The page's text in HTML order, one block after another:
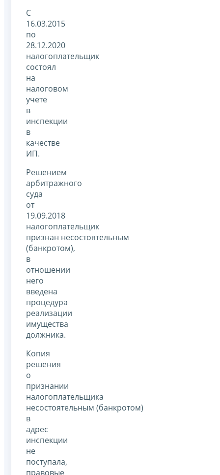
С
16.03.2015
по
28.12.2020
налогоплательщик
состоял
на
налоговом
учете
в
инспекции
в
качестве
ИП.
Решением
арбитражного
суда
от
19.09.2018
налогоплательщик
признан несостоятельным
(банкротом),
в
отношении
него
введена
процедура
реализации
имущества
должника.
Копия
решения
о
признании
налогоплательщика
несостоятельным (банкротом)
в
адрес
инспекции
не
поступала,
правовые